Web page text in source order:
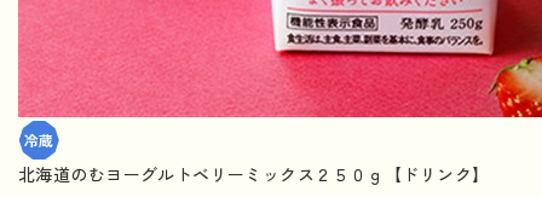
北海道のむヨーグルトベリーミックス２５０ｇ【ドリンク】